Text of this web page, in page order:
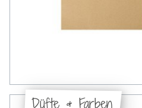
Düfte & Farben